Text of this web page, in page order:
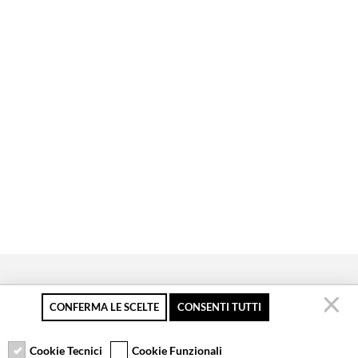
Secure payment
Free returns up to 30
Customer service
CONFERMA LE SCELTE CONSENTI TUTTI
Cookie Tecnici Cookie Funzionali